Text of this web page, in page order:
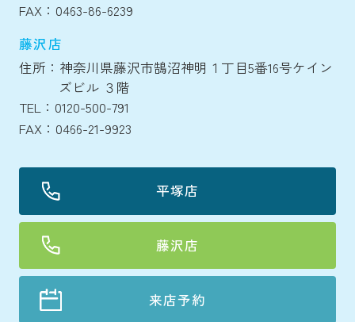
FAX：0463-86-6239
藤沢店
住所：神奈川県藤沢市鵠沼神明１丁目5番16号ケイン
ズビル ３階
TEL：0120-500-791
FAX：0466-21-9923
平塚店
藤沢店
来店予約